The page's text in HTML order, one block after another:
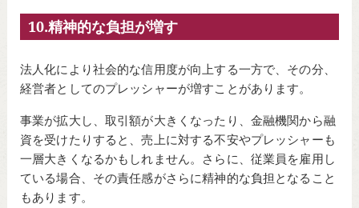
10.精神的な負担が増す
法人化により社会的な信用度が向上する一方で、その分、
経営者としてのプレッシャーが増すことがあります。
事業が拡大し、取引額が大きくなったり、金融機関から融
資を受けたりすると、売上に対する不安やプレッシャーも
一層大きくなるかもしれません。さらに、従業員を雇用し
ている場合、その責任感がさらに精神的な負担となること
もあります。